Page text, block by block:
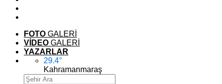
FOTO GALERİ
VİDEO GALERİ
YAZARLAR
29.4°
Kahramanmaraş